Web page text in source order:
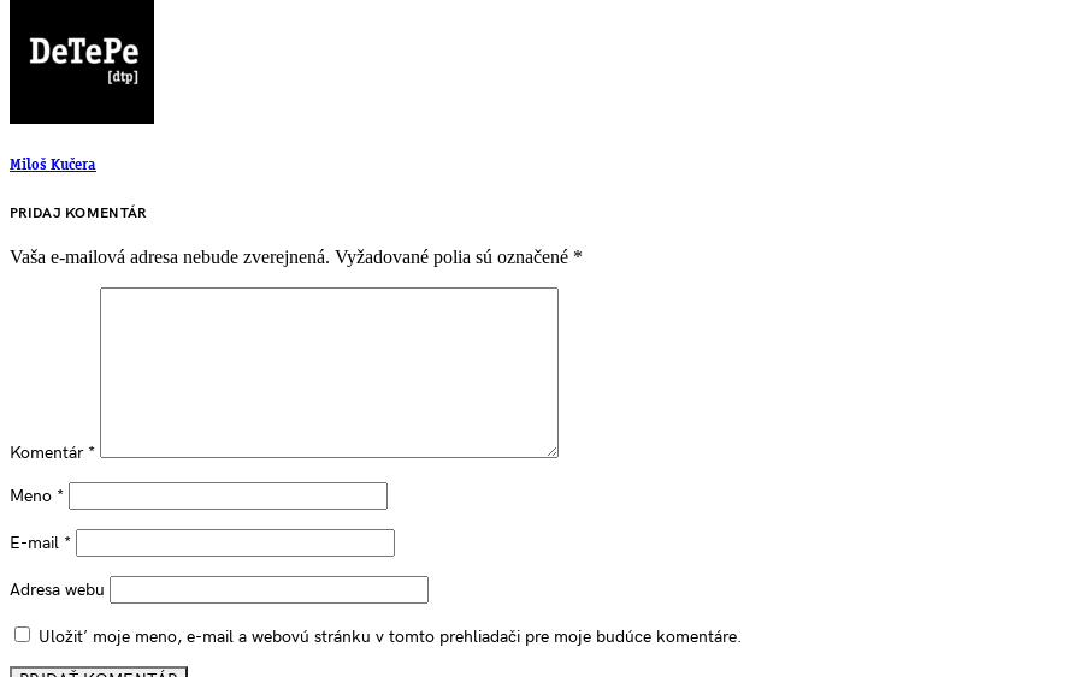
Miloš Kučera
PRIDAJ KOMENTÁR
Vaša e-mailová adresa nebude zverejnená. Vyžadované polia sú označené *
Komentár *
Meno *
E-mail *
Adresa webu
Uložiť moje meno, e-mail a webovú stránku v tomto prehliadači pre moje budúce komentáre.